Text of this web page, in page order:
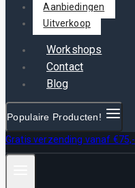
Aanbiedingen
Uitverkoop
Workshops
Contact
Blog
Populaire Producten!
Gratis verzending vanaf €75,-